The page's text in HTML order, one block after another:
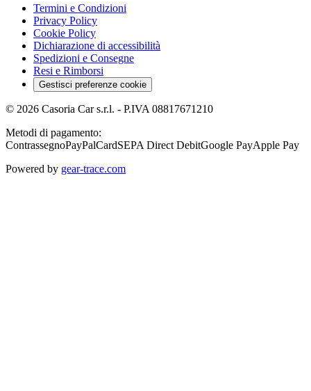
Termini e Condizioni
Privacy Policy
Cookie Policy
Dichiarazione di accessibilità
Spedizioni e Consegne
Resi e Rimborsi
Gestisci preferenze cookie
© 2026 Casoria Car s.r.l. - P.IVA 08817671210
Metodi di pagamento:
ContrassegnoPayPalCardSEPA Direct DebitGoogle PayApple Pay
Powered by gear-trace.com